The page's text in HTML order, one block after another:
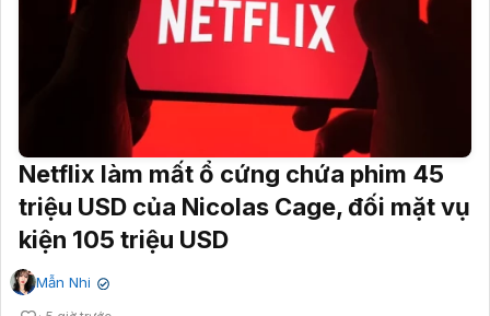
Netflix làm mất ổ cứng chứa phim 45
triệu USD của Nicolas Cage, đối mặt vụ
kiện 105 triệu USD
Mẫn Nhi ✔